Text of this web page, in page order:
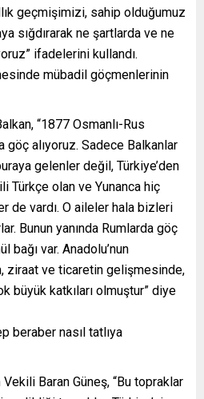
geçmişimizi, sahip olduğumuz
sığdırarak ne şartlarda ve ne
ifadelerini kullandı.
mübadil göçmenlerinin
“1877 Osmanlı-Rus
göç alıyoruz. Sadece Balkanlar
gelenler değil, Türkiye’den
Türkçe olan ve Yunanca hiç
de vardı. O aileler hala bizleri
Bunun yanında Rumlarda göç
bağı var. Anadolu’nun
ziraat ve ticaretin gelişmesinde,
büyük katkıları olmuştur” diye
beraber nasıl tatlıya
Baran Güneş, “Bu topraklar